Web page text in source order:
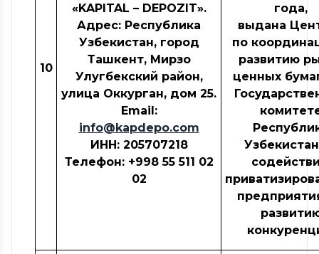
10
«KAPITAL – DEPOZIT».
Адрес: Республика
Узбекистан, город
Ташкент, Мирзо
Улугбекский район,
улица Оккурган, дом 25.
Email:
info@kapdepo.com
ИНН: 205707218
Телефон: +998 55 511 02
02
года,
выдана
по
развитию
ценных